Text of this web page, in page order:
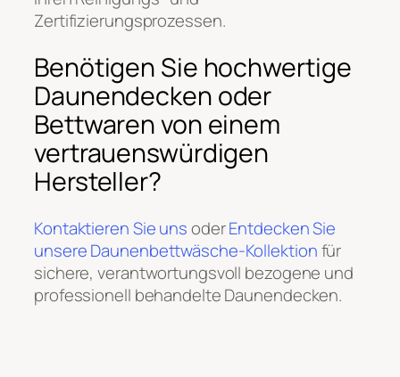
Zertifizierungsprozessen.
Benötigen Sie hochwertige
Daunendecken oder
Bettwaren von einem
vertrauenswürdigen
Hersteller?
Kontaktieren Sie unsoderEntdecken Sie
unsere Daunenbettwäsche-Kollektionfür
sichere, verantwortungsvoll bezogene und
professionell behandelte Daunendecken.